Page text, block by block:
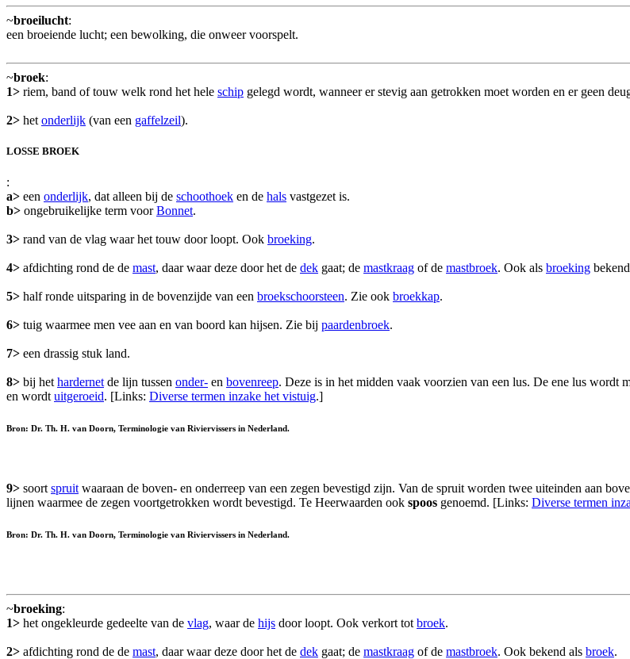
~broeilucht:
een broeiende lucht; een bewolking, die onweer voorspelt.
~broek:
1> riem, band of touw welk rond het hele schip gelegd wordt, wanneer er stevig aan getrokken moet worden en er geen
2> het onderlijk (van een gaffelzeil).
LOSSE BROEK
:
a> een onderlijk, dat alleen bij de schoothoek en de hals vastgezet is.
b> ongebruikelijke term voorBonnet.
3> rand van de vlag waar het touw door loopt. Ook broeking.
4> afdichting rond de de mast, daar waar deze door het de dek gaat; de mastkraag of de mastbroek. Ook als broeking
5> half ronde uitsparing in de bovenzijde van een broekschoorsteen. Zie ook broekkap.
6> tuig waarmee men vee aan en van boord kan hijsen. Zie bij paardenbroek.
7> een drassig stuk land.
8> bij het hardernet de lijn tussen onder- en bovenreep. Deze is in het midden vaak voorzien van een lus. De ene lus wordt
en wordt uitgeroeid. [Links: Diverse termen inzake het vistuig.]
Bron: Dr. Th. H. van Doorn, Terminologie van Riviervissers in Nederland.
9> soort spruit waaraan de boven- en onderreep van een zegen bevestigd zijn. Van de spruit worden twee uiteinden aan
lijnen waarmee de zegen voortgetrokken wordt bevestigd. Te Heerwaarden ook spoos genoemd. [Links: Diverse termen
Bron: Dr. Th. H. van Doorn, Terminologie van Riviervissers in Nederland.
~broeking:
1> het ongekleurde gedeelte van de vlag, waar de hijs door loopt. Ook verkort tot broek.
2> afdichting rond de de mast, daar waar deze door het de dek gaat; de mastkraag of de mastbroek. Ook bekend als broek.